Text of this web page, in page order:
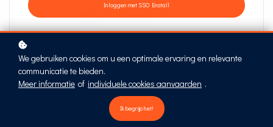
1,000+
Productdocumenten
We gebruiken cookies om u een optimale ervaring en relevante
communicatie te bieden.
Meer informatie of individuele cookies aanvaarden .
Ik begrijp het!
Inloggen met SSO Enstall